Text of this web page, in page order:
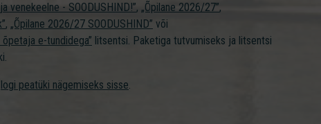
venekeelne - SOODUSHIND!”, „Õpilane 2026/27”,
, „Õpilane 2026/27 SOODUSHIND” või
e-tundidega” litsentsi. Paketiga tutvumiseks ja litsentsi
logi peatüki nägemiseks sisse.